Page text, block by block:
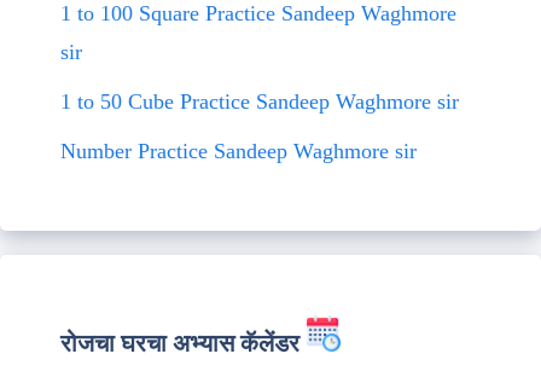
1 to 100 Square Practice Sandeep Waghmore
sir
1 to 50 Cube Practice Sandeep Waghmore sir
Number Practice Sandeep Waghmore sir
रोजचा घरचा अभ्यास कॅलेंडर